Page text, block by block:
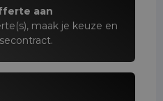
aan
maak je keuze en